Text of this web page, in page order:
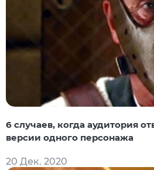
6 случаев, когда аудитория
версии одного персонажа
20 Дек. 2020